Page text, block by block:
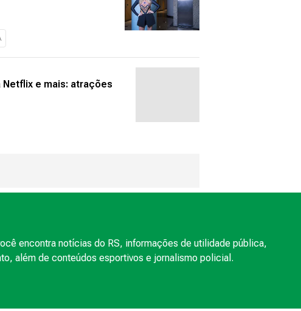
e mais: atrações
encontra notícias do RS, informações de utilidade pública,
além de conteúdos esportivos e jornalismo policial.